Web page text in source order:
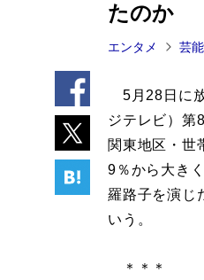
たのか
エンタメ 芸能
5月28日に
ジテレビ）第
関東地区・世
9％から大き
羅路子を演じ
いう。
＊＊＊